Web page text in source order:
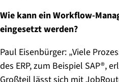
Wie kann ein Workflow-
eingesetzt werden?
Paul Eisenbürger: „Viele
des ERP, zum Beispiel SAP®,